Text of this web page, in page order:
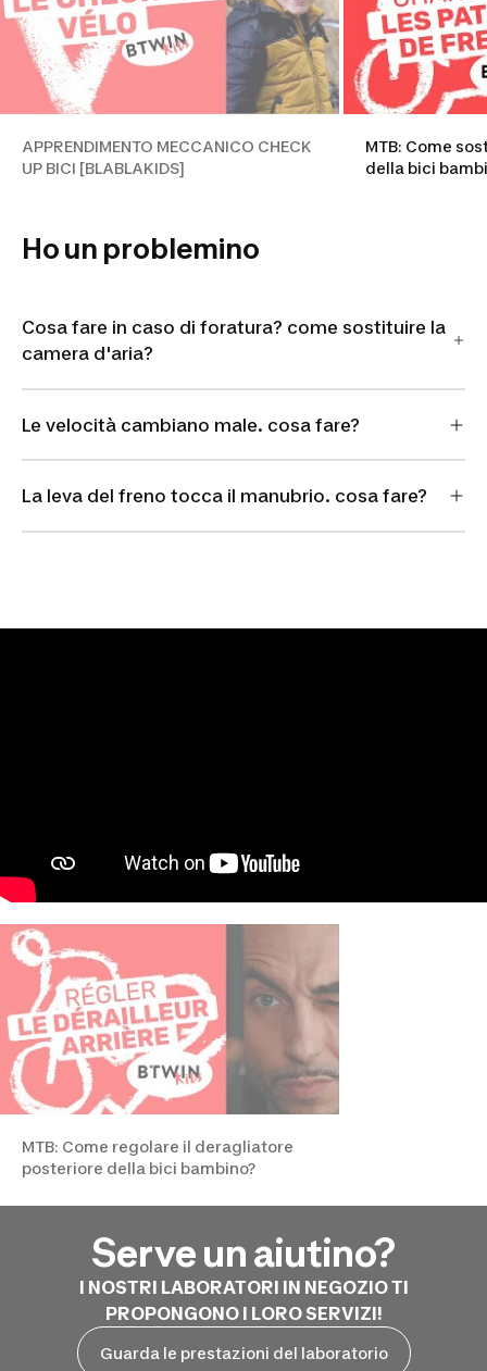
APPRENDIMENTO MECCANICO CHECK
UP BICI [BLABLAKIDS]
MTB: Come
della bici
Ho un problemino
Cosa fare in caso di foratura? come sostituire la
camera d'aria?
Le velocità cambiano male. cosa fare?
La leva del freno tocca il manubrio. cosa fare?
MTB: Come regolare il deragliatore
posteriore della bici bambino?
Serve un aiutino?
I NOSTRI LABORATORI IN NEGOZIO TI
PROPONGONO I LORO SERVIZI!
Guarda le prestazioni del laboratorio